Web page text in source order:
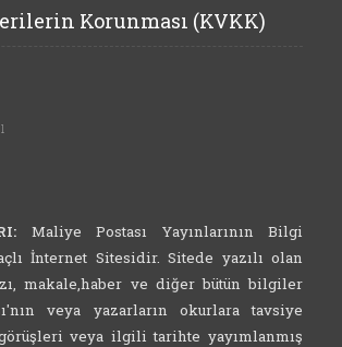
Korunması (KVKK)
Maliye Postası Yayınlarının Bilgi
İnternet Sitesidir. Sitede yazılı olan
makale,haber ve diğer bütün bilgiler
veya yazarların okurlara tavsiye
veya ilgili tarihte yayımlanmış